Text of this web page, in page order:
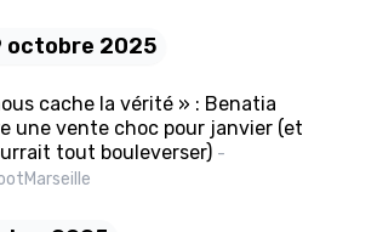
octobre 2025
cache la vérité » : Benatia
une vente choc pour janvier (et
tout bouleverser) -